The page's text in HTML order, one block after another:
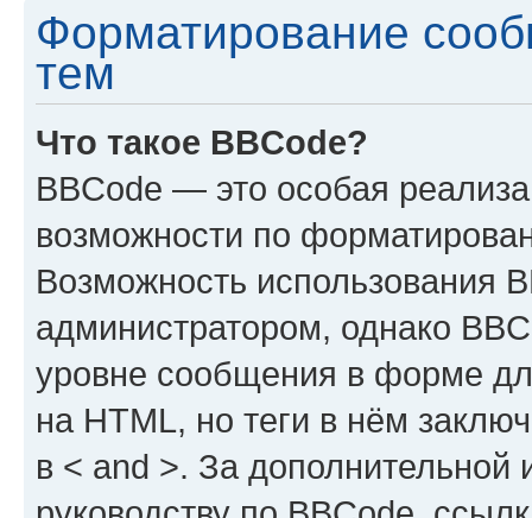
Форматирование
тем
Что такое BBCode?
BBCode — это особая
возможности по
Возможность использования
администратором, однако
уровне сообщения в форме
на HTML, но теги в нём
в < and >. За